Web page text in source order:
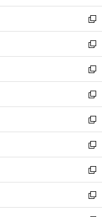
開
く
ウ
で
開
く
ン
ド
ウ
で
開
く
ウ
ィ
ン
ド
ウ
で
開
く
新
し
い
ウ
ィ
ン
ド
ウ
で
開
く
新
し
い
ウ
ィ
ン
ド
ウ
で
開
く
新
し
い
ウ
ィ
ン
ド
ウ
で
開
く
新
し
い
ウ
ィ
ン
ド
ウ
で
開
新
し
い
ウ
ィ
ン
ド
ウ
新
し
い
ウ
ィ
ン
新
し
い
ウ
新
し